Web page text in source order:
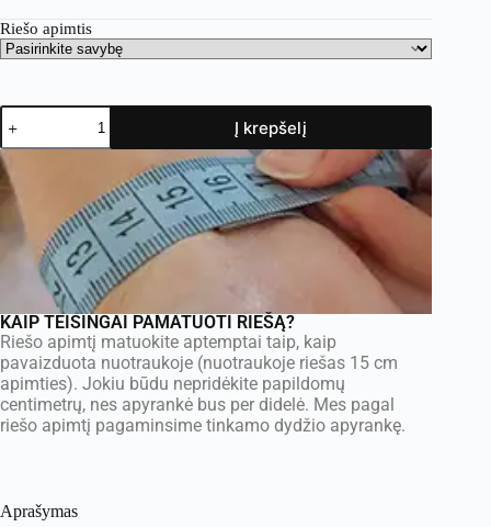
Riešo apimtis
Į krepšelį
KAIP TEISINGAI PAMATUOTI RIEŠĄ?
Riešo apimtį matuokite aptemptai taip, kaip
pavaizduota nuotraukoje (nuotraukoje riešas 15 cm
apimties). Jokiu būdu nepridėkite papildomų
centimetrų, nes apyrankė bus per didelė. Mes pagal
riešo apimtį pagaminsime tinkamo dydžio apyrankę.
Aprašymas